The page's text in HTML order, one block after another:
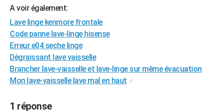
LIFESTYLE
Art de vivre
Bien-être
Loisirs
Mode
Modes de vie
SANTE
Alimentation
Guide de la santé
Maladies
Médicaments
Sommeil
VOYAGE
Destinations
City break
Voyage nature
Voyage de noces
Forum
Climat
+PHOTO
GUIDES D'ACHAT
BONS PLANS
A voir également:
Lave linge kenmore frontale
Code panne lave-linge hisense
Erreur e04 seche linge
Dégraissant lave vaisselle
Brancher lave-vaisselle et lave-linge sur même évacuation
Mon lave-vaisselle lave mal en haut ✓
1 réponse